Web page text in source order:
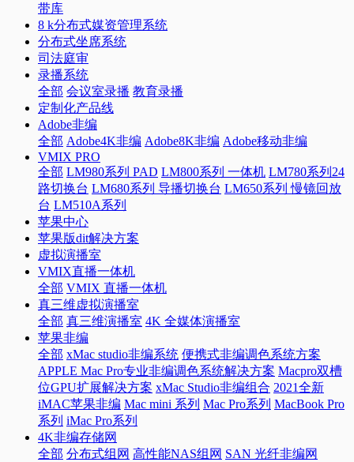
带库
8 k分布式媒资管理系统
分布式坐席系统
司法庭审
录播系统
全部 会议室录播 教育录播
定制化产品线
Adobe非编
全部 Adobe4K非编 Adobe8K非编 Adobe移动非编
VMIX PRO
全部 LM980系列 PAD LM800系列 一体机 LM780系列24
路切换台 LM680系列 导播切换台 LM650系列 慢镜回放
台 LM510A系列
苹果中心
苹果版dit解决方案
虚拟演播室
VMIX直播一体机
全部 VMIX 直播一体机
真三维虚拟演播室
全部 真三维演播室 4K 全媒体演播室
苹果非编
全部 xMac studio非编系统 便携式非编调色系统方案
APPLE Mac Pro专业非编调色系统解决方案 Macpro双槽
位GPU扩展解决方案 xMac Studio非编组合 2021全新
iMAC苹果非编 Mac mini 系列 Mac Pro系列 MacBook Pro
系列 iMac Pro系列
4K非编存储网
全部 分布式组网 高性能NAS组网 SAN 光纤非编网